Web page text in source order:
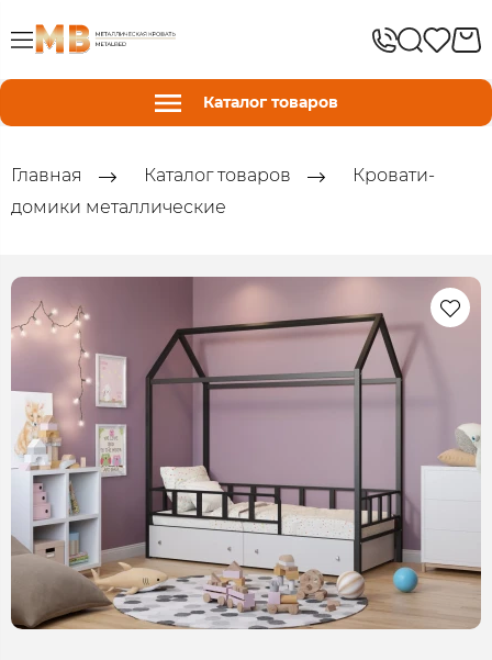
Каталог товаров
Главная Каталог товаров
Кровати-
домики металлические